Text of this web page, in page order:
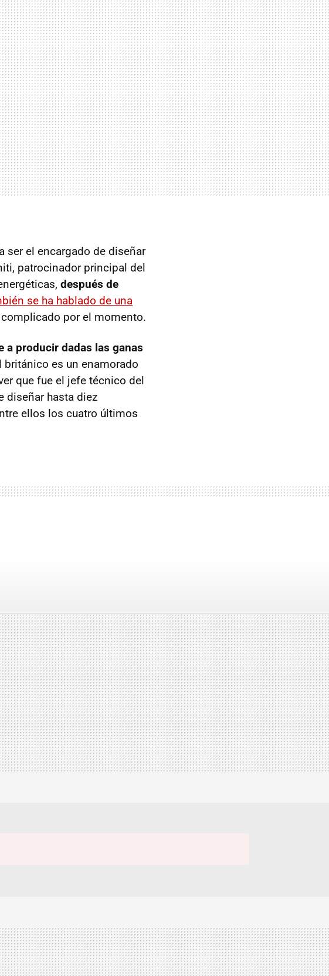
ser el encargado de diseñar
patrocinador principal del
después de
se ha hablado de una
por el momento.
a producir dadas las ganas
británico es un enamorado
que fue el jefe técnico del
diseñar hasta diez
ellos los cuatro últimos